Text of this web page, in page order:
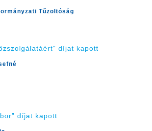
Tűzoltóság
díjat kapott
díjat kapott